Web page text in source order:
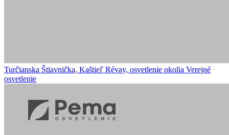
Turčianska Štiavnička, Kaštieľ Révay, osvetlenie okolia Verejné
osvetlenie